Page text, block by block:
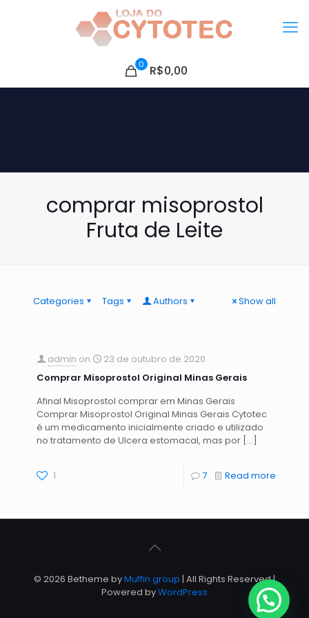
0 R$0,00
comprar misoprostol
Fruta de Leite
Categories Tags Authors Show all
admin on
23 de outubro de 2020
Comprar Misoprostol Original Minas Gerais
Afinal Misoprostol comprar em Minas Gerais
Comprar Misoprostol Original Minas Gerais Cytotec
é um medicamento inicialmente criado e utilizado
no tratamento de Ulcera estomacal, mas por […]
1 7 Read more
© 2026 Betheme byMuffin group | All Rights Reserved |
Powered byWordPress